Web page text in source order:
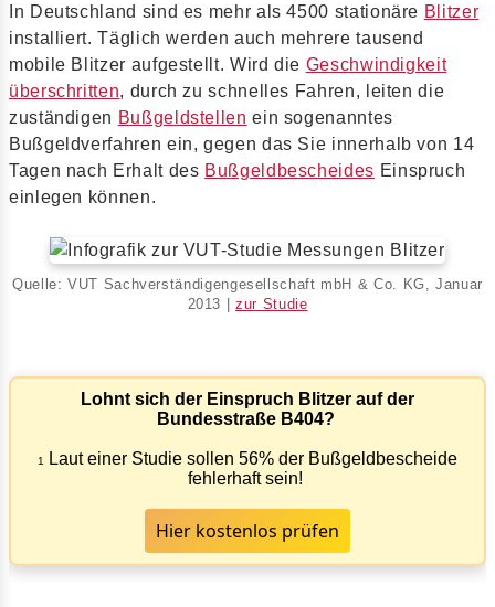
In Deutschland sind es mehr als 4500 stationäre Blitzer
installiert. Täglich werden auch mehrere tausend
mobile Blitzer aufgestellt. Wird die Geschwindigkeit
überschritten, durch zu schnelles Fahren, leiten die
zuständigen Bußgeldstellen ein sogenanntes
Bußgeldverfahren ein, gegen das Sie innerhalb von 14
Tagen nach Erhalt des Bußgeldbescheides Einspruch
einlegen können.
Quelle: VUT Sachverständigengesellschaft mbH & Co. KG, Januar
2013 |zur Studie
Lohnt sich der Einspruch Blitzer auf der
Bundesstraße B404?
1
Laut einer Studie sollen 56% der Bußgeldbescheide
fehlerhaft sein!
Hier kostenlos prüfen